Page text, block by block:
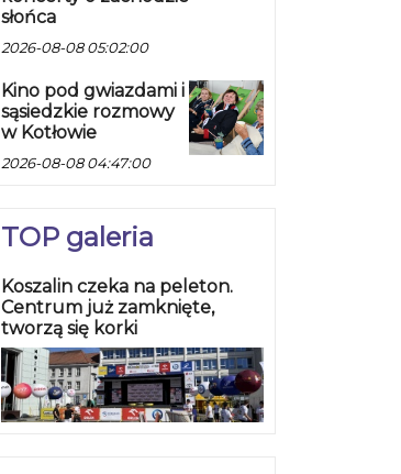
słońca
2026-08-08 05:02:00
Kino pod gwiazdami i
sąsiedzkie rozmowy
w Kotłowie
2026-08-08 04:47:00
TOP galeria
Koszalin czeka na peleton.
Centrum już zamknięte,
tworzą się korki